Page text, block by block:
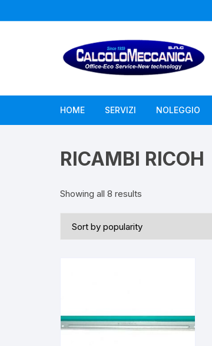
al
HOME SERVIZI
Assistenza Fotocopiatori
Assistenza Misuratori
Assistenza Telecamere
NOLEGGIO
RICAMBI RICOH
Showing all 8 results